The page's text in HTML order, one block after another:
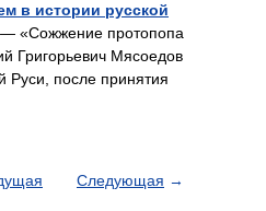
в истории русской
— «Сожжение протопопа
Григорьевич Мясоедов
после принятия
Следующая →